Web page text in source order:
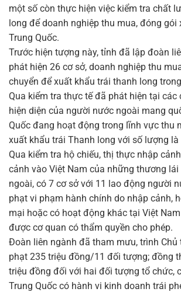
một số còn thực hiện việc kiểm tra chất
long để doanh nghiệp thu mua, đóng gói
Trung Quốc.
Trước hiện tượng này, tỉnh đã lập đoàn
phát hiện 26 cơ sở, doanh nghiệp thu
chuyển để xuất khẩu trái thanh long
Qua kiểm tra thực tế đã phát hiện tại các
hiện diện của người nước ngoài mang
Quốc đang hoạt động trong lĩnh vực thu
xuất khẩu trái Thanh long với số lượng
Qua kiểm tra hộ chiếu, thị thực nhập
cảnh vào Việt Nam của những thương
ngoài, có 7 cơ sở với 11 lao động người
phạt vi phạm hành chính do nhập cảnh,
mại hoặc có hoạt động khác tại Việt
được cơ quan có thẩm quyền cho phép.
Đoàn liên ngành đã tham mưu, trình Chủ
phạt 235 triệu đồng/11 đối tượng; đồng
triệu đồng đối với hai đối tượng tổ chức,
Trung Quốc có hành vi kinh doanh trái